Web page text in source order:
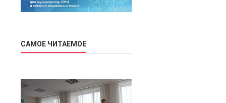
САМОЕ ЧИТАЕМОЕ